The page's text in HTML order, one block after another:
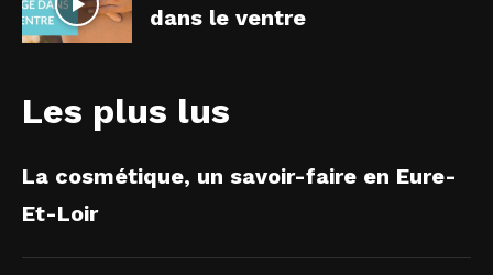
dans le ventre
Les plus lus
La cosmétique, un savoir-faire en Eure-
Et-Loir